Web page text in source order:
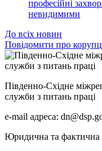
професійні
невидимими
До всіх новин
Повідомити про
Південно-Східне
служби з питань праці
e-mail адреса:
Юридична та фактична